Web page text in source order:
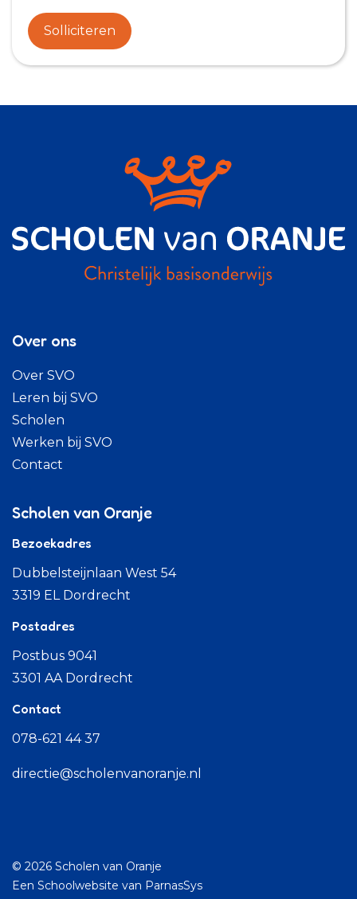
Solliciteren
Over ons
Over SVO
Leren bij SVO
Scholen
Werken bij SVO
Contact
Scholen van Oranje
Bezoekadres
Dubbelsteijnlaan West 54
3319 EL Dordrecht
Postadres
Postbus 9041
3301 AA Dordrecht
Contact
078-621 44 37
directie@scholenvanoranje.nl
© 2026 Scholen van Oranje
Een Schoolwebsite van ParnasSys